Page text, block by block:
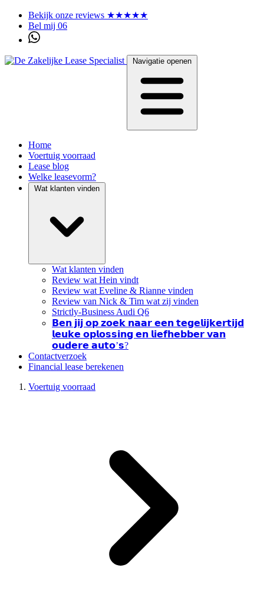
Bekijk onze reviews ★★★★★
Bel mij 06
Navigatie openen
Home
Voertuig voorraad
Lease blog
Welke leasevorm?
Wat klanten vinden
Wat klanten vinden
Review wat Hein vindt
Review wat Eveline & Rianne vinden
Review van Nick & Tim wat zij vinden
Strictly-Business Audi Q6
𝗕𝗲𝗻 𝗷𝗶𝗷 𝗼𝗽 𝘇𝗼𝗲𝗸 𝗻𝗮𝗮𝗿 𝗲𝗲𝗻 𝘁𝗲𝗴𝗲𝗹𝗶𝗷𝗸𝗲𝗿𝘁𝗶𝗷𝗱
𝗹𝗲𝘂𝗸𝗲 𝗼𝗽𝗹𝗼𝘀𝘀𝗶𝗻𝗴 𝗲𝗻 𝗹𝗶𝗲𝗳𝗵𝗲𝗯𝗯𝗲𝗿 𝘃𝗮𝗻
𝗼𝘂𝗱𝗲𝗿𝗲 𝗮𝘂𝘁𝗼’𝘀?
Contactverzoek
Financial lease berekenen
Voertuig voorraad